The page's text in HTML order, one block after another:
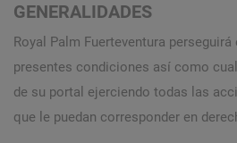
GENERALIDADES
Royal Palm Fuerteventura
presentes condiciones así como
de su portal ejerciendo todas las
que le puedan corresponder en